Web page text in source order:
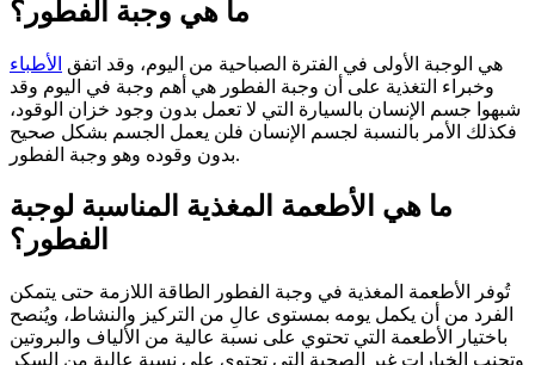
ما هي وجبة الفطور؟
هي الوجبة الأولى في الفترة الصباحية من اليوم، وقد اتفق الأطباء
وخبراء التغذية على أن وجبة الفطور هي أهم وجبة في اليوم وقد
شبهوا جسم الإنسان بالسيارة التي لا تعمل بدون وجود خزان الوقود،
فكذلك الأمر بالنسبة لجسم الإنسان فلن يعمل الجسم بشكل صحيح
بدون وقوده وهو وجبة الفطور.
ما هي الأطعمة المغذية المناسبة لوجبة
الفطور؟
تُوفر الأطعمة المغذية في وجبة الفطور الطاقة اللازمة حتى يتمكن
الفرد من أن يكمل يومه بمستوى عالِ من التركيز والنشاط، ويُنصح
باختيار الأطعمة التي تحتوي على نسبة عالية من الألياف والبروتين
وتجنب الخيارات غير الصحية التي تحتوي على نسبة عالية من السكر